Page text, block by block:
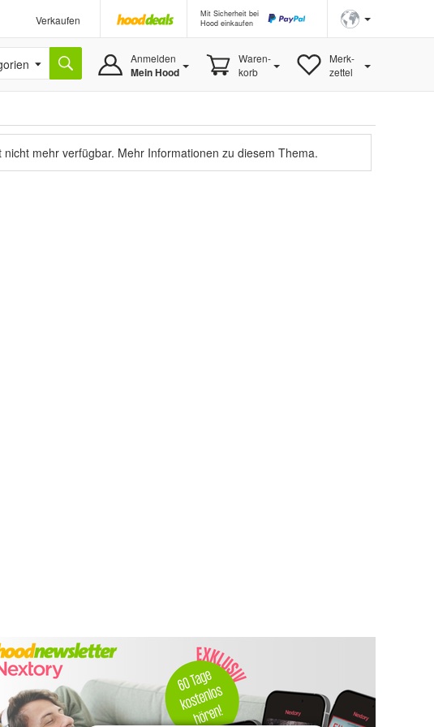
Verkaufen
Mit Sicherheit bei
Hood einkaufen
Anmelden
Mein Hood
Waren-
korb
Merk-
zettel
mehr verfügbar. Mehr Informationen zu diesem Thema.